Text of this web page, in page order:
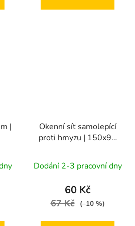
|
Okenní síť samolepící
proti hmyzu | 150x90
Dodání 2-3 pracovní dny
60 Kč
67 Kč (–10 %)